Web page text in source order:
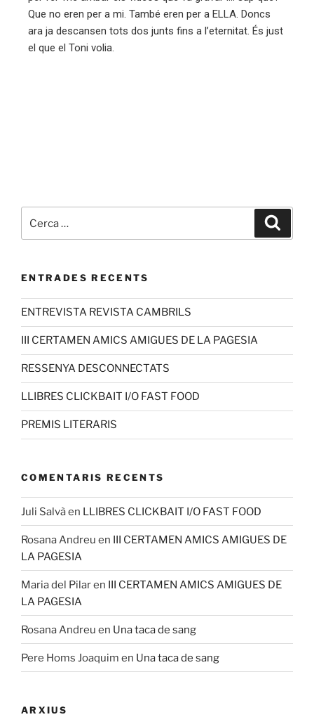
Que no eren per a mi. També eren per a ELLA. Doncs
ara ja descansen tots dos junts fins a l’eternitat. És just
el que el Toni volia.
ENTRADES RECENTS
ENTREVISTA REVISTA CAMBRILS
III CERTAMEN AMICS AMIGUES DE LA PAGESIA
RESSENYA DESCONNECTATS
LLIBRES CLICKBAIT I/O FAST FOOD
PREMIS LITERARIS
COMENTARIS RECENTS
Juli Salvàen LLIBRES CLICKBAIT I/O FAST FOOD
Rosana Andreu en III CERTAMEN AMICS AMIGUES DE
LA PAGESIA
Maria del Pilaren III CERTAMEN AMICS AMIGUES DE
LA PAGESIA
Rosana Andreu en Una taca de sang
Pere Homs Joaquim en Una taca de sang
ARXIUS